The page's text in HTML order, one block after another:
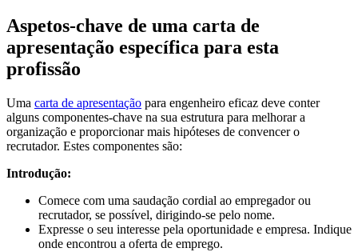
Aspetos-chave de uma carta de
apresentação específica para esta
profissão
Uma carta de apresentação para engenheiro eficaz deve conter
alguns componentes-chave na sua estrutura para melhorar a
organização e proporcionar mais hipóteses de convencer o
recrutador. Estes componentes são:
Introdução:
Comece com uma saudação cordial ao empregador ou
recrutador, se possível, dirigindo-se pelo nome.
Expresse o seu interesse pela oportunidade e empresa. Indique
onde encontrou a oferta de emprego.